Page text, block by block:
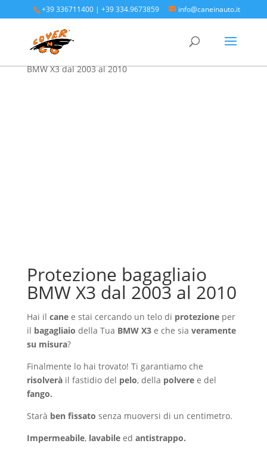
+39 336711400 |+39 334.9673859 info@caneinauto.it
Home/SALVA BAULE - Vasca Telo Copribaule
Auto/SALVA BAULE BMW
BMW X3 dal 2003 al 2010
Protezione bagagliaio
BMW X3 dal 2003 al 2010
Hai il canee stai cercando un telo di protezioneper
il bagagliaio della Tua BMW X3e che sia veramente
su misura?
Finalmente lo hai trovato! Ti garantiamo che
risolveràil fastidio del pelo, della polveree del
fango.
Starà ben fissato senza muoversi di un centimetro.
Impermeabile, lavabileed antistrappo.